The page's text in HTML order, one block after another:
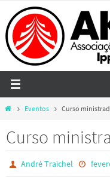
to
content
HomeEventos Curso
Curso
André Traichel